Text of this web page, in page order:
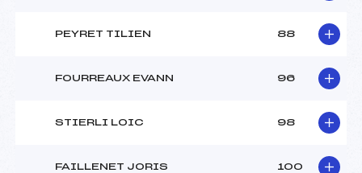
PEYRET TILIEN 88
FOURREAUX EVANN 96
STIERLI LOIC 98
FAILLENET JORIS 100